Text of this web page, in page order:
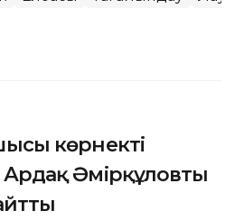
көрнекті
Әмірқұловтың